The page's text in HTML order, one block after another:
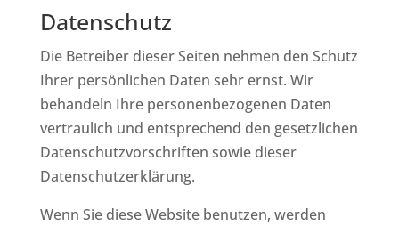
Datenschutz
Die Betreiber dieser Seiten nehmen den Schutz
Ihrer persönlichen Daten sehr ernst. Wir
behandeln Ihre personenbezogenen Daten
vertraulich und entsprechend den gesetzlichen
Datenschutzvorschriften sowie dieser
Datenschutzerklärung.
Wenn Sie diese Website benutzen, werden